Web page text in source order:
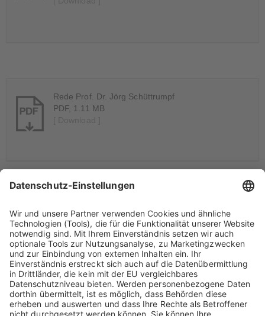
Rede Prof. Dr. Jörg Schüttrumpf
PDF, 1.11 MB
Abstimmergebnisse ordentliche Hauptversammlung
PDF, 33 KB
[ Download ]